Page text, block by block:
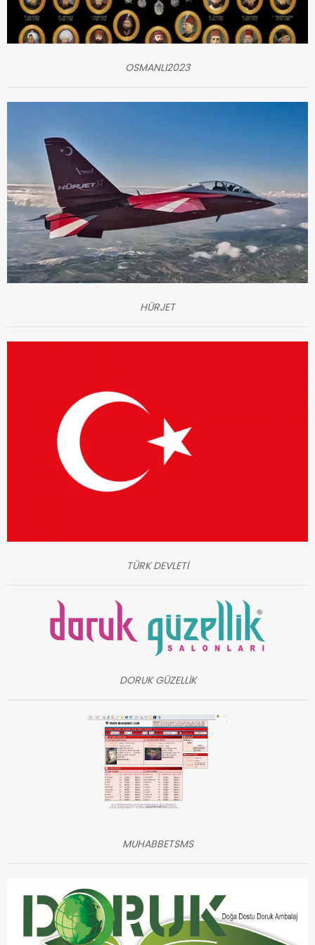
OSMANLI2023
HÜRJET
TÜRK DEVLETİ
DORUK GÜZELLİK
MUHABBETSMS